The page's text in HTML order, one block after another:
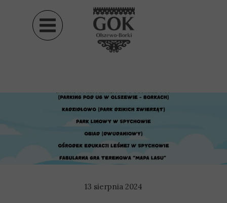
13 sierpnia 2024